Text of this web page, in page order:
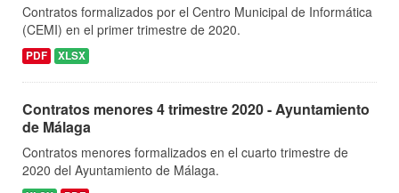
Contratos formalizados por el Centro Municipal de Informática
(CEMI) en el primer trimestre de 2020.
PDF XLSX
Contratos menores 4 trimestre 2020 - Ayuntamiento
de Málaga
Contratos menores formalizados en el cuarto trimestre de
2020 del Ayuntamiento de Málaga.